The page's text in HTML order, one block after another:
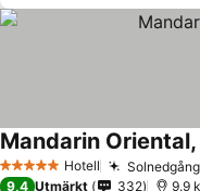
5 Stjärnor Hotell
Mandarin
9,4 Utmärkt 332 9.9